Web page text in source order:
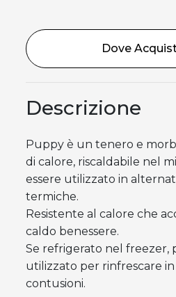
Dove
Descrizione
Puppy è un tenero e
di calore, riscaldabile nel
essere utilizzato in
termiche.
Resistente al calore che
caldo benessere.
Se refrigerato nel freezer,
utilizzato per rinfrescare
contusioni.